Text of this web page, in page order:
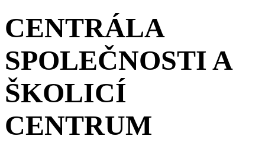
CENTRÁLA
SPOLEČNOSTI A
ŠKOLICÍ
CENTRUM